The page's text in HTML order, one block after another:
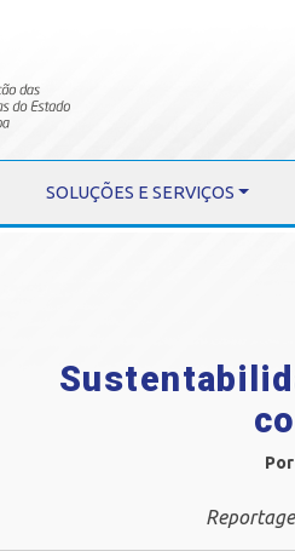
SOLUÇÕES E SERVIÇOS